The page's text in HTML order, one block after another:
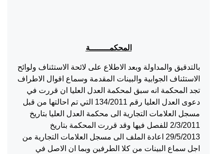
المحكمــــــــة
بالتدقيق والمداولة وبعد الاطلاع على لائحة الاستئناف ولوائح
الاستئناف الجوابية والبينات المقدمة وسماع اقوال الاطراف
تجد المحكمة انه سبق لمحكمة العدل العليا ان قررت في
دعوى العدل العليا رقم 134/2011 التي تم احالتها من قبل
مسجل العلامات التجارية الى محكمة العدل العليا بتاريخ
2/3/2011 للفصل فيها وقد قررت المحكمة بتاريخ
29/5/2013 اعادة الملف الى مسجل العلامات التجارية من
اجل سماع البينات من كلا الطرفين وبما ان الاصل في